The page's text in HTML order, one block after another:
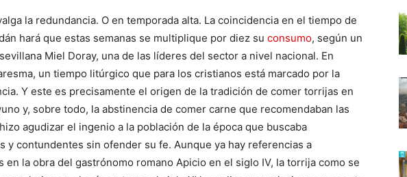
la redundancia. O en temporada alta. La coincidencia en el tiempo de
hará que estas semanas se multiplique por diez su consumo, según un
Miel Doray, una de las líderes del sector a nivel nacional. En
un tiempo litúrgico que para los cristianos está marcado por la
Y este es precisamente el origen de la tradición de comer torrijas en
y, sobre todo, la abstinencia de comer carne que recomendaban las
agudizar el ingenio a la población de la época que buscaba
y contundentes sin ofender su fe. Aunque ya hay referencias a
en la obra del gastrónomo romano Apicio en el siglo IV, la torrija como se